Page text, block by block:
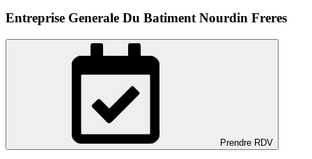
Entreprise Generale Du Batiment Nourdin Freres
Prendre RDV